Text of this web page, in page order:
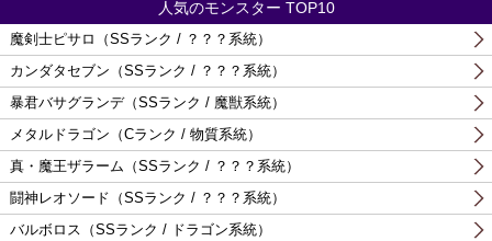
人気のモンスター TOP10
魔剣士ピサロ（SSランク / ？？？系統）
カンダタセブン（SSランク / ？？？系統）
暴君バサグランデ（SSランク / 魔獣系統）
メタルドラゴン（Cランク / 物質系統）
真・魔王ザラーム（SSランク / ？？？系統）
闘神レオソード（SSランク / ？？？系統）
バルボロス（SSランク / ドラゴン系統）